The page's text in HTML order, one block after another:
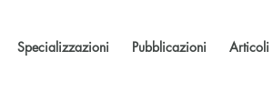
Specializzazioni Pubblicazioni Articoli